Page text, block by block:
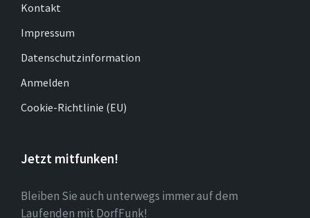
Kontakt
Impressum
Datenschutzinformation
Anmelden
Cookie-Richtlinie (EU)
Jetzt mitfunken!
Bleiben Sie auch unterwegs immer auf dem
Laufenden mit DorfFunk!